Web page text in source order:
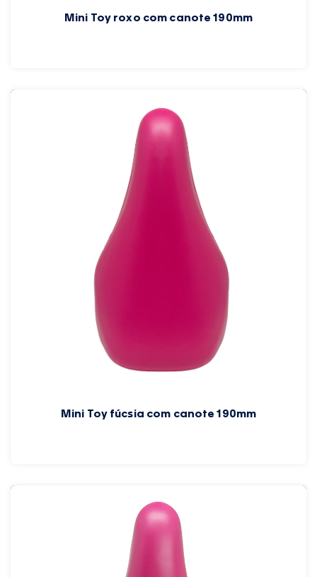
Mini Toy roxo com canote 190mm
Mini Toy fúcsia com canote 190mm